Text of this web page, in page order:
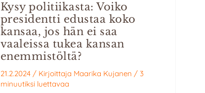
Kysy politiikasta: Voiko
presidentti edustaa koko
kansaa, jos hän ei saa
vaaleissa tukea kansan
enemmistöltä?
21.2.2024 / Kirjoittaja Maarika Kujanen / 3
minuutiksi luettavaa